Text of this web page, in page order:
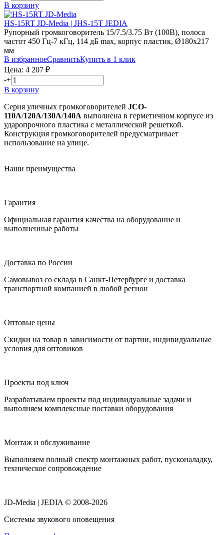
В корзину
HS-15RT JD-Media | JHS-15T JEDIA
Рупорный громкоговоритель 15/7.5/3.75 Вт (100В), полоса
частот 450 Гц-7 кГц, 114 дБ max, корпус пластик, Ø180х217
мм
В избранноеСравнитьКупить в 1 клик
Цена: 4 207 ₽
-+
В корзину
Серия уличных громкоговорителей JCO-
110A/120A/130A/140A выполнена в герметичном корпусе из
ударопрочного пластика с металлической решеткой.
Конструкция громкоговорителей предусматривает
использование на улице.
Наши преимущества
Гарантия
Официальная гарантия качества на оборудование и
выполненные работы
Доставка по России
Самовывоз со склада в Санкт-Петербурге и доставка
транспортной компанией в любой регион
Оптовые цены
Скидки на товар в зависимости от партии, индивидуальные
условия для оптовиков
Проекты под ключ
Разрабатываем проекты под индивидуальные задачи и
выполняем комплексные поставки оборудования
Монтаж и обслуживание
Выполняем полный спектр монтажных работ, пусконаладку,
техническое сопровождение
JD-Media | JEDIA © 2008-2026
Системы звукового оповещения